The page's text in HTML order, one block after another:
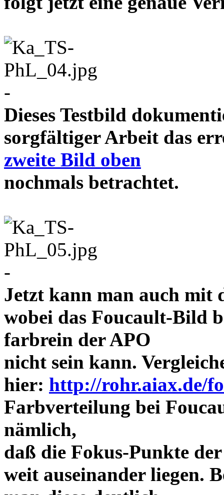
-
Dieses Testbild
sorgfältiger Arbeit das
zweite Bild oben
nochmals
-
Jetzt kann man auch mit
wobei das Foucault-Bild
farbrein der APO
nicht sein kann.
hier: http://rohr.aiax.de/
Farbverteilung bei
nämlich,
daß die Fokus-Punkte
weit auseinander liegen.